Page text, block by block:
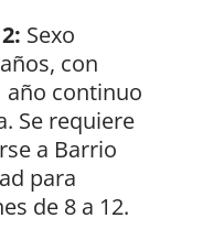
Sexo
con
año continuo
Se requiere
a Barrio
para
de 8 a 12.